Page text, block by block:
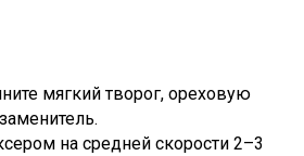
мягкий творог, ореховую
на средней скорости 2–3